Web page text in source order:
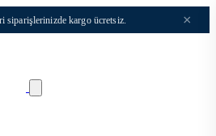
siparişlerinizde kargo ücretsiz. ×